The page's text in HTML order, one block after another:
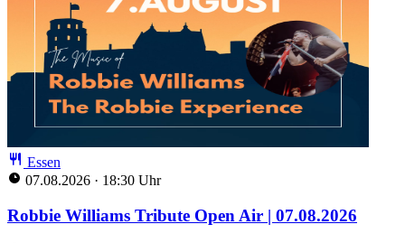
Essen
07.08.2026 · 18:30 Uhr
Robbie Williams Tribute Open Air | 07.08.2026